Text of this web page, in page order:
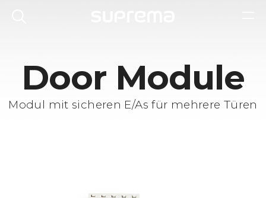
Door Module
Modul mit sicheren E/As für mehrere Türen